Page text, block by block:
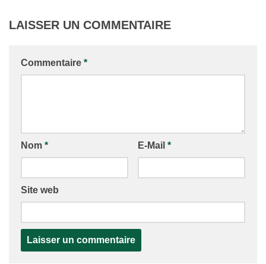
LAISSER UN COMMENTAIRE
Commentaire *
Nom * E-Mail *
Site web